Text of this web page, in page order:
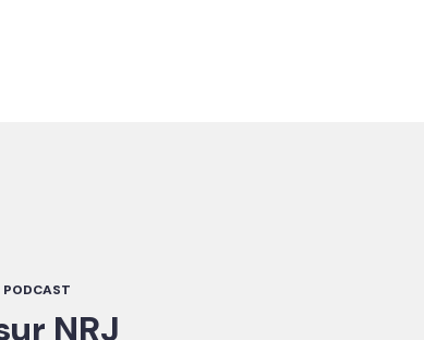
PODCAST
NRJ